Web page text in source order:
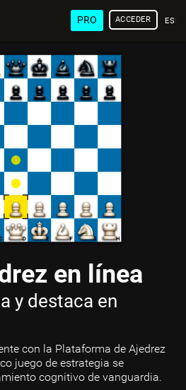
PRO ACCEDER
en línea
y destaca en
con la Plataforma de Ajedrez
juego de estrategia se
cognitivo de vanguardia.